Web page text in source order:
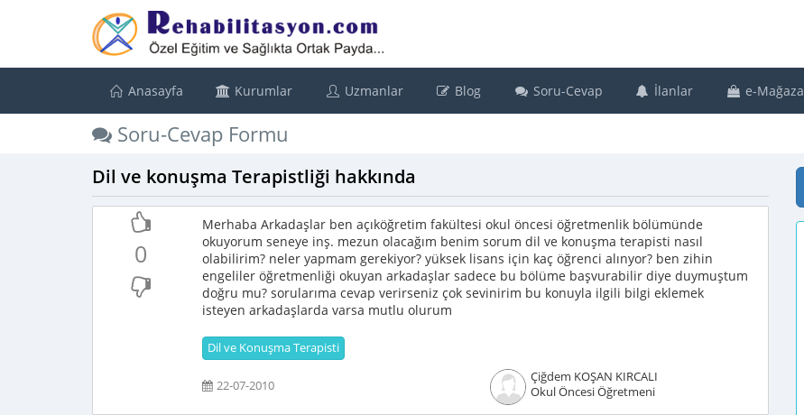
Anasayfa Kurumlar Uzmanlar Blog Soru-Cevap İlanlar e-Mağaza
Soru-Cevap Formu
Dil ve konuşma Terapistliği hakkında
0
Merhaba Arkadaşlar ben açıköğretim fakültesi okul öncesi öğretmenlik bölümünde
okuyorum seneye inş. mezun olacağım benim sorum dil ve konuşma terapisti nasıl
olabilirim? neler yapmam gerekiyor? yüksek lisans için kaç öğrenci alınyor? ben zihin
engeliler öğretmenliği okuyan arkadaşlar sadece bu bölüme başvurabilir diye duymuştum
doğru mu? sorularıma cevap verirseniz çok sevinirim bu konuyla ilgili bilgi eklemek
isteyen arkadaşlarda varsa mutlu olurum
Dil ve Konuşma Terapisti
22-07-2010
Çiğdem KOŞAN KIRCALI
Okul Öncesi Öğretmeni